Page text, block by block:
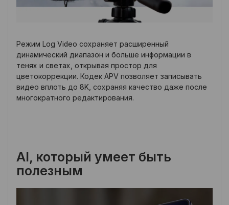
Режим Log Video сохраняет расширенный
динамический диапазон и больше информации в
тенях и светах, открывая простор для
цветокоррекции. Кодек APV позволяет записывать
видео вплоть до 8K, сохраняя качество даже после
многократного редактирования.
AI, который умеет быть
полезным